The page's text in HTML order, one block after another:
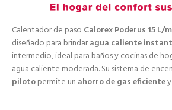
Calentador de paso Calorex Poderus 15 L/
diseñado para brindaragua caliente
intermedio, ideal para baños y cocinas de
agua caliente moderada. Su sistema de
pilotopermite un ahorro de gas eficiente